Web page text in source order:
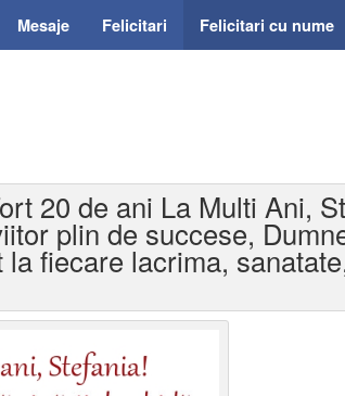
Mesaje Felicitari Felicitari cu nume
20 de ani La Multi Ani,
plin de succese,
fiecare lacrima,